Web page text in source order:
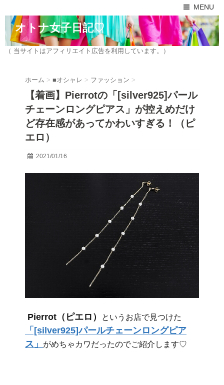
MENU
オトナ女子日記♡
（ 当サイトはアフィリエイト広告を利用しています。）
ホーム > ■オシャレ > ファッション >
【着画】Pierrotの「[silver925]パール
チェーンロングピアス」が控えめだけ
ど存在感があってかわいすぎる！（ピ
エロ）
2021/01/16
Pierrot（ピエロ） というお店で見つけた
「[silver925]パールチェーンロングピア
ス」
がめちゃカワだったのでご紹介します♡